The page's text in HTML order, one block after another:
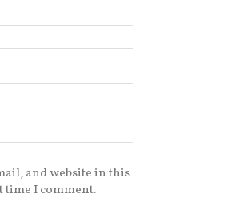
and website in this
time I comment.